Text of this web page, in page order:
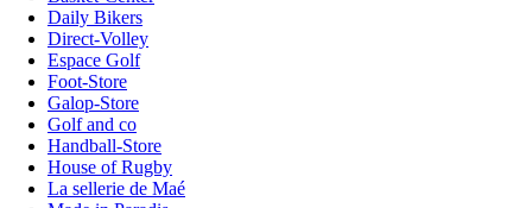
Daily Bikers
Direct-Volley
Espace Golf
Foot-Store
Galop-Store
Golf and co
Handball-Store
House of Rugby
La sellerie de Maé